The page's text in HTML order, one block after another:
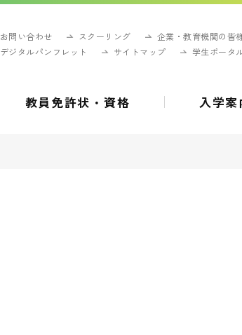
お問い合わせ スクーリング
企業・教育機関の皆
デジタルパンフレット
サイトマップ 学生ポータ
教員免許状・資格 入学案